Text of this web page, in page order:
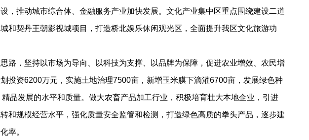
，推动城市综合体、金融服务产业加快发展。文化产业集中区重点围绕建设二道
和契丹王朝影视城项目，打造桥北娱乐休闲观光区，全面提升我区文化旅游功
，坚持以市场为导向、以科技为支撑、以品牌为保障，促进农业增效、农民增
投资6200万元，实施土地治理7500亩，新增玉米膜下滴灌6700亩，发展绿色种
品发展的水平和质量。做大农畜产品加工行业，积极培育壮大本地企业，引进
和规模经营水平，强化质量安全监管和检测，打造绿色高质的拳头产品，逐步建
率。